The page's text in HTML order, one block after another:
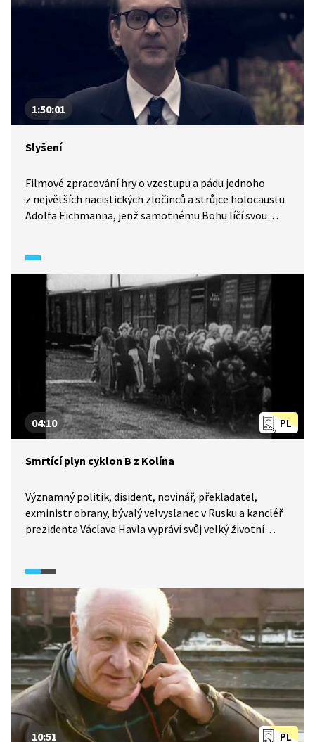
1:50:01
Slyšení
Filmové zpracování hry o vzestupu a pádu jednoho
z největších nacistických zločinců a strůjce holocaustu
Adolfa Eichmanna, jenž samotnému Bohu líčí svou
v roce 1939 do táborů v Nisku, kam směřovaly první
Eichmannovy transporty.
PL
04:10
Smrtící plyn cyklon B z Kolína
Významný politik, disident, novinář, překladatel,
exministr obrany, bývalý velvyslanec v Rusku a kancléř
prezidenta Václava Havla vypráví svůj velký životní
vyráběn plyn cyklon B, který Němci používali jako
smrtící jed pro Židy v plynových komorách.
Norimberským zákonům neunikla ani Dobrovského
židovská rodina. Tatínka čekal transport do Terezína
a Osvětimi. Kolínský most se tak pro Luboše
Dobrovského stal pomníkem tatínkova odchodu
a utrpení Židů.
PL
10:51